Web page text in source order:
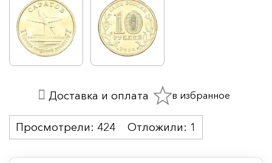
Просмотрели: 424 Отложили: 1
Доставка и оплата в избранное